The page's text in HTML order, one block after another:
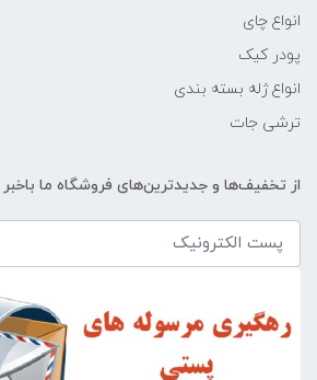
انواع چای
پودر کیک
انواع ژله بسته بندی
ترشی جات
از تخفیف‌ها و جدیدترین‌های فروشگاه ما